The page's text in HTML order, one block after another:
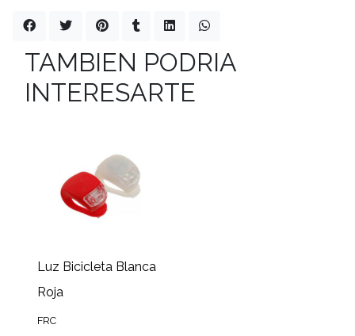
TAMBIEN PODRIA
INTERESARTE
Luz Bicicleta Blanca
Roja
FRC